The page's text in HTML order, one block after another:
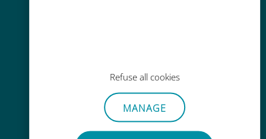
Refuse all cookies
MANAGE
ou dados restantes